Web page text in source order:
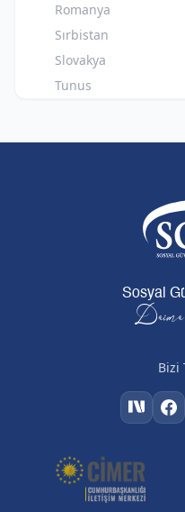
Romanya
Sırbistan
Slovakya
Tunus
Sosyal
Bizi